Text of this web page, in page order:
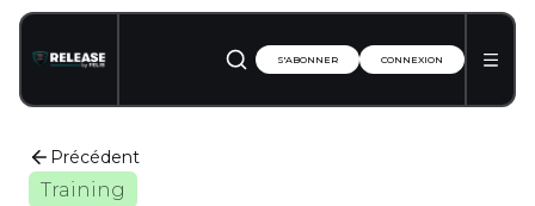
S'ABONNER CONNEXION
Précédent
Training